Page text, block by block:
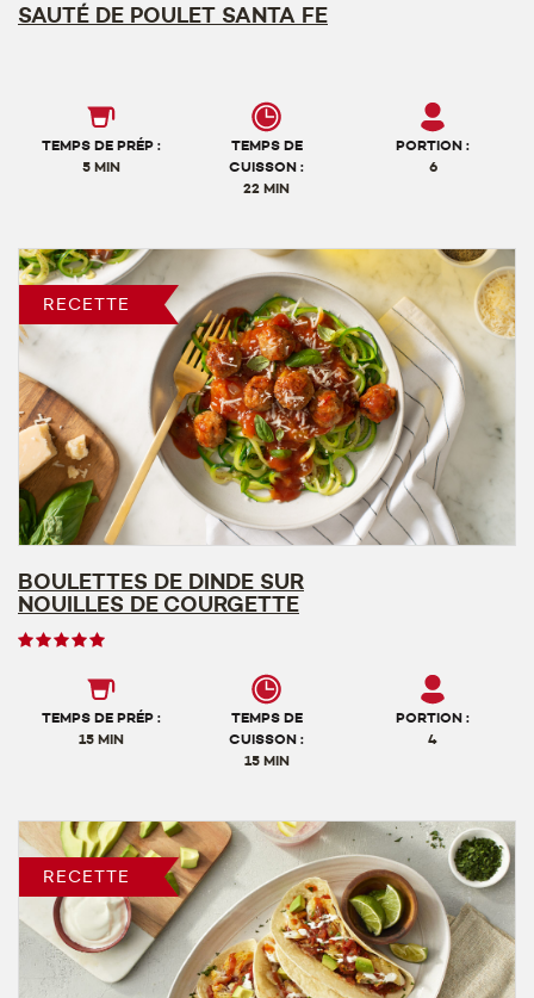
SAUTÉ DE POULET SANTA FE
TEMPS DE PRÉP :
5 MIN
TEMPS DE
CUISSON :
22 MIN
PORTION :
6
RECETTE
BOULETTES DE DINDE SUR
NOUILLES DE COURGETTE
Note
utilisateurs,
TEMPS DE PRÉP :
15 MIN
TEMPS DE
CUISSON :
15 MIN
PORTION :
4
RECETTE